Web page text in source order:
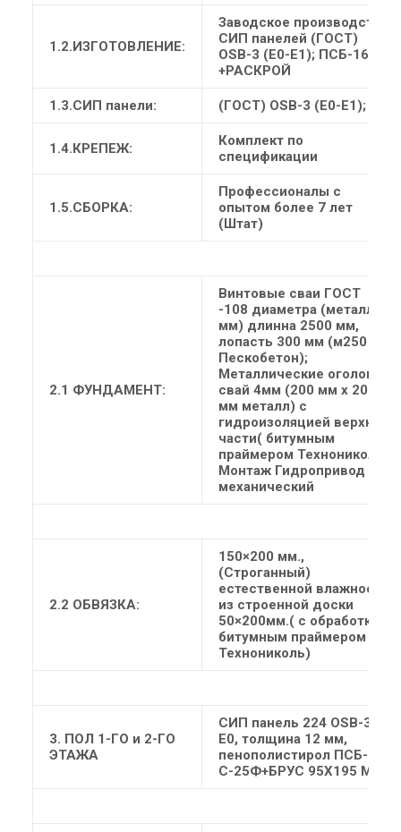
1.2.ИЗГОТОВЛЕНИЕ:
Заводское производство
СИП панелей (ГОСТ)
ОSB-3 (Е0-Е1); ПСБ-16
+РАСКРОЙ
1.3.СИП панели: (ГОСТ) ОSB-3 (Е0-Е1);
1.4.КРЕПЕЖ:
Комплект по
спецификации
1.5.СБОРКА:
Профессионалы с
опытом более 7 лет
(Штат)
2.1 ФУНДАМЕНТ:
Винтовые сваи ГОСТ
-108 диаметра (металл 4
мм) длинна 2500 мм,
лопасть 300 мм (м250
Пескобетон);
Металлические оголовки
свай 4мм (200 мм х 200
мм металл) с
гидроизоляцией верхней
части( битумным
праймером Технониколь)
Монтаж Гидропривод
механический
2.2 ОБВЯЗКА:
150×200 мм.,
(Строганный)
естественной влажности
из строенной доски
50×200мм.( с обработкой
битумным праймером
Технониколь)
3. ПОЛ 1-ГО и 2-ГО
ЭТАЖА
СИП панель 224 OSB-3
Е0, толщина 12 мм,
пенополистирол ПСБ-
С-25Ф+БРУС 95Х195 ММ